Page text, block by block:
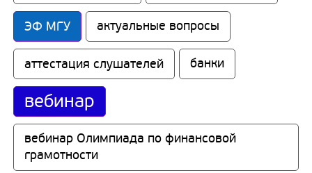
ЭФ МГУ актуальные вопросы
аттестация слушателей банки
вебинар
вебинар Олимпиада по финансовой
грамотности